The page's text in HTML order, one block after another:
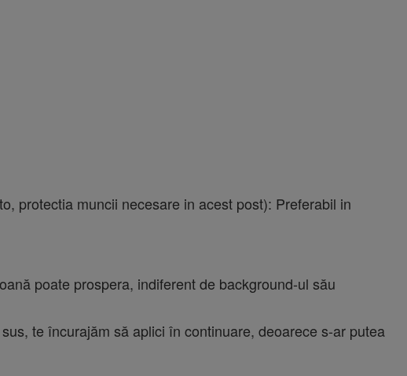
protectia muncii necesare in acest post): Preferabil in
poate prospera, indiferent de background-ul său
te încurajăm să aplici în continuare, deoarece s-ar putea